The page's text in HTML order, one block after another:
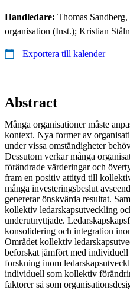
Handledare: Thomas
organisation (Inst.); Kristian
Exportera till kalender
Abstract
Många organisationer måste
kontext. Nya former av
under vissa omständigheter
Dessutom verkar många
förändrade värderingar och
fram en positiv attityd till
många investeringsbeslut
genererar önskvärda resultat.
kollektiv ledarskapsutveckling
underutnyttjade.
konsolidering och integration
Området kollektiv
beforskat jämfört med
forskning inom
individuell som kollektiv
faktorer så som